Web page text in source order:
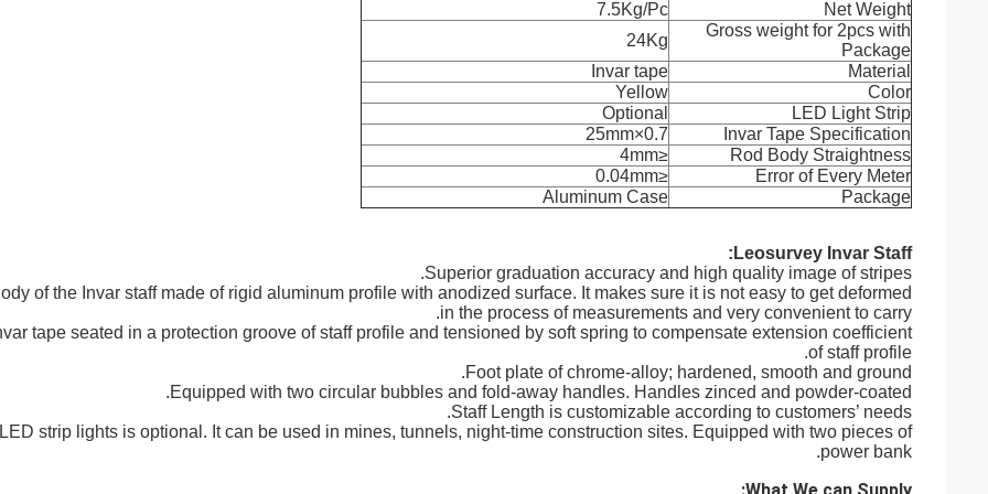
Net Weight
7.5Kg/Pc
Gross weight for 2pcs with
Package
24Kg
Material
Invar tape
Color
Yellow
LED Light Strip
Optional
Invar Tape Specification
0.7
×
25mm
Rod Body Straightness
≤4mm
Error of Every Meter
≤0.04mm
Package
Aluminum Case
Leosurvey Invar Staff:
Superior graduation accuracy and high quality image of stripes.
of the Invar staff made of rigid aluminum profile with anodized surface. It makes sure it is not easy to get deformed
in the process of measurements and very convenient to carry.
tape seated in a protection groove of staff profile and tensioned by soft spring to compensate extension coefficient
of staff profile.
Foot plate of chrome-alloy; hardened, smooth and ground.
Equipped with two circular bubbles and fold-away handles. Handles zinced and powder-coated.
Staff Length is customizable according to customers’ needs.
LED strip lights is optional. It can be used in mines, tunnels, night-time construction sites. Equipped with two pieces of
power bank.